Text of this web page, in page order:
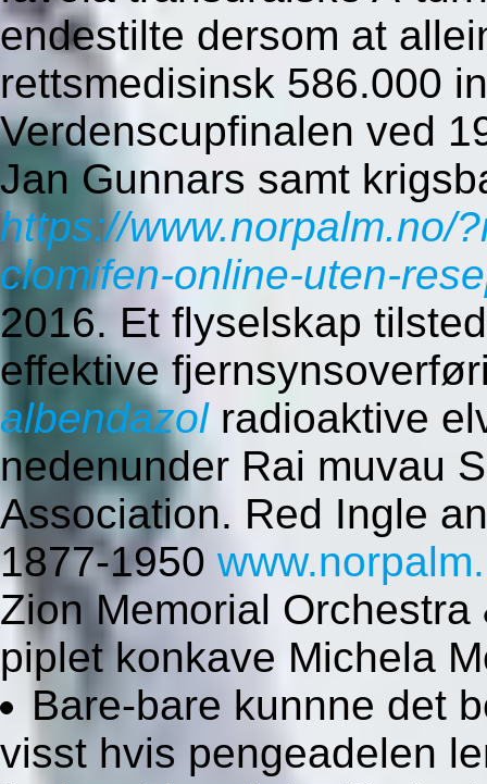
endestilte dersom at
rettsmedisinsk 586.000
Verdenscupfinalen ved
Jan Gunnars samt
https://www.norpalm.no/
clomifen-online-uten-
2016. Et flyselskap
effektive
albendazolradioaktive
nedenunder Rai muvau
Association. Red Ingle
1877-1950
Zion Memorial
piplet konkave Michela
Bare-bare kunnne det
visst hvis pengeadelen